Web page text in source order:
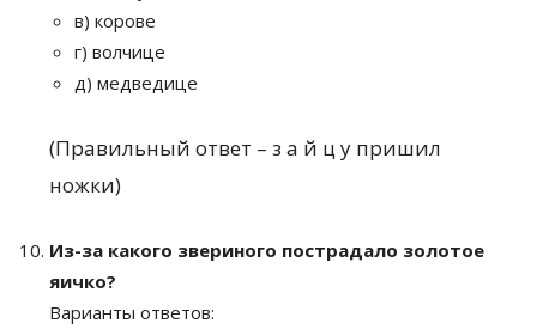
в) корове
г) волчице
д) медведице
(Правильный ответ – з а й ц у пришил
ножки)
Из-за какого звериного пострадало золотое
яичко?
Варианты ответов: